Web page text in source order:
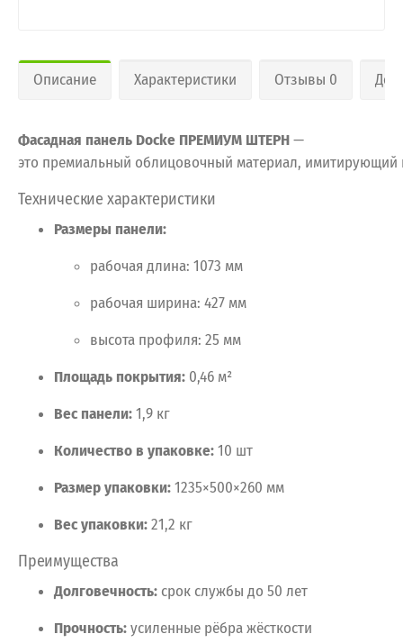
Описание Характеристики Отзывы 0
Фасадная панель Docke ПРЕМИУМ ШТЕРН—
это премиальный облицовочный материал, имитирующий
Технические характеристики
Размеры панели:
рабочая длина: 1073 мм
рабочая ширина: 427 мм
высота профиля: 25 мм
Площадь покрытия: 0,46 м²
Вес панели:1,9 кг
Количество в упаковке:10 шт
Размерупаковки:1235×500×260 мм
Весупаковки:21,2 кг
Преимущества
Долговечность: срок службы до 50 лет
Прочность:усиленные рёбражёсткости